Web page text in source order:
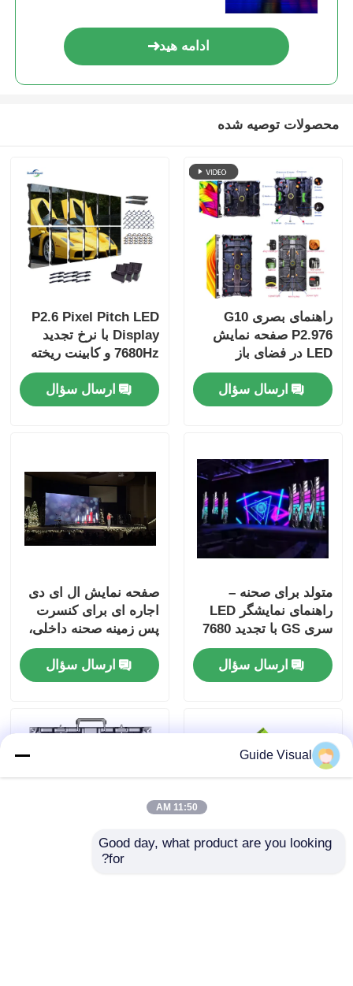
ادامه هید
محصولات توصیه شده
راهنمای بصری G10
P2.976 صفحه نمایش
LED در فضای باز ️
صفحه نمایش روشنایی
بالا پایدار برای کاربردهای
تجاری در فضای باز
ارسال سؤال
P2.6 Pixel Pitch LED
Display با نرخ تجدید
7680Hz و کابینت ریخته
شده برای اجاره در
فضای بازارسال سؤال
متولد برای صحنه –
راهنمای نمایشگر LED
سری GS با تجدید 7680
هرتز
ارسال سؤال
صفحه نمایش ال ای دی
اجاره ای برای کنسرت
پس زمینه صحنه داخلی،
اتصال بدون درز
ارسال سؤال
Guide Visual
11:50 AM
Good day, what product are you looking
for?